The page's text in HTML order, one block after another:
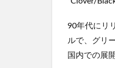
90年代にリ
ルで、グリ
国内での展